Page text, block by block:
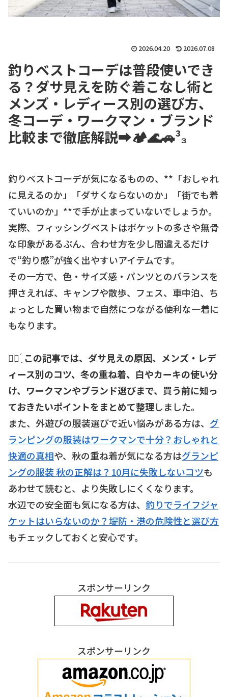
2026.04.20 2026.07.08
釣りベストコーデは普段使いでき
る？ダサ見えを防ぐ着こなし術と
メンズ・レディース別の選び方、
冬コーデ・ワークマン・ブランド
比較まで徹底解説➡️🏕🌊🚗³₃
釣りベストコーデが気になるものの、**「おしゃれ
に見えるのか」「ダサくならないのか」「街でも着
ていいのか」**で手が止まっていないでしょうか。
実際、フィッシングベストはポケットの多さや無骨
な印象があるぶん、合わせ方を少し間違えるだけ
で“釣り感”が強く出やすいアイテムです。
その一方で、色・サイズ感・パンツとのバランスを
押さえれば、キャンプや散歩、フェス、車中泊、ち
ょっとした買い物まで自然につながる便利な一着に
もなります。
☝🏻 ̖́ この記事では、ダサ見えの原因、メンズ・レデ
ィース別のコツ、冬の重ね着、白やカーキの使い分
け、ワークマンやブランド選びまで、買う前に知っ
ておきたいポイントをまとめて整理しました。
また、外遊びの服装選びで近い悩みがある方は、 グ
ランピングの服装はワークマンで十分？おしゃれと
快適の真相や、秋の重ね着が気になる方はグランピ
ングの服装 秋の正解は？10月に失敗しないコツも
あわせて読むと、より失敗しにくくなります。
水辺での安全面も気になる方は、 釣りでライフジャ
ケットはいらないのか？堤防・港の危険性と選び方
もチェックしておくと安心です。
スポンサーリンク
スポンサーリンク